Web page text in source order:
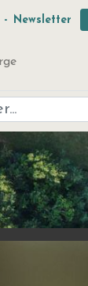
- Newsletter